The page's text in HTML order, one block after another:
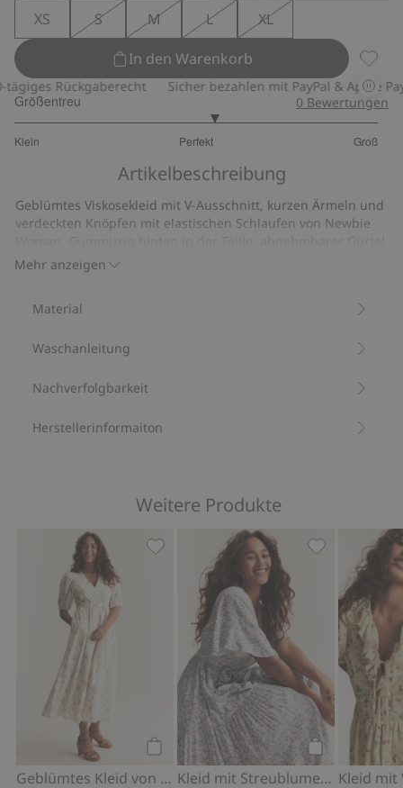
XS S M L
XL
In den Warenkorb
Rückgaberecht Sicher bezahlen mit PayPal & Apple Pay
Größentreu
Klein Perfekt Groß
von
41
Bewertungen
0 Bewertungen
Artikelbeschreibung
Mehr anzeigen
Geblümtes Viskosekleid mit V-Ausschnitt, kurzen Ärmeln und
verdeckten Knöpfen mit elastischen Schlaufen von Newbie
und Seitentaschen. Als passendes Modell für Babys und
Kinder erhältlich.
Größe S entspricht Größe 36/38
Fasern
LENZING™ ECOVERO™
Material
Waschanleitung
Nachverfolgbarkeit
Herstellerinformaiton
Weitere Produkte
Kaufen
Geblümtes Kleid von Newbie Woman
Geblümtes Kleid von Newbie
Kaufen
Kleid mit Streublumenmuster von Newbie Woman
Kleid mit